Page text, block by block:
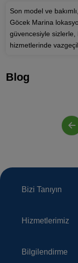
Son model ve
Göcek Marina
güvencesiyle
hizmetlerinde
Blog
Bizi Tanıyın
Hizmetlerimiz
Bilgilendirme